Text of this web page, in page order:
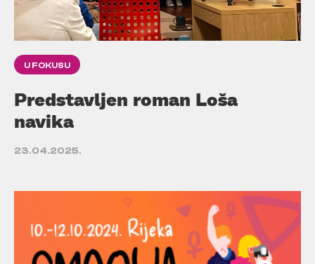
U FOKUSU
Predstavljen roman Loša
navika
23.04.2025.